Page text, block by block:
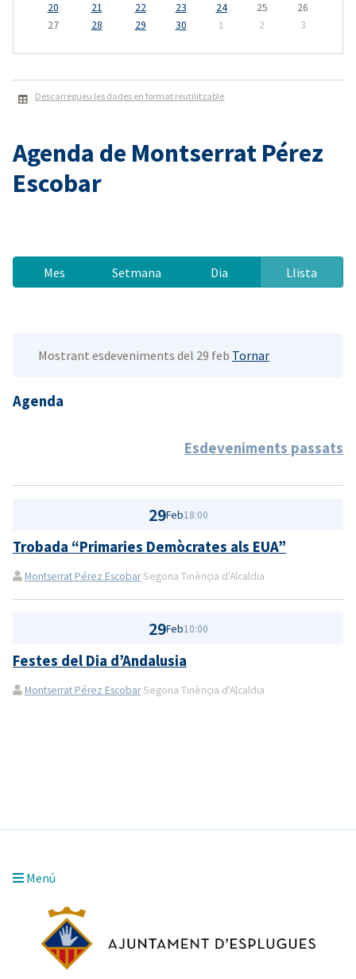
20
21 22 23 24 25
26
27
28 29 30 1 2 3
Descarregueu les dades en format reutilitzable
Agenda de Montserrat Pérez
Escobar
Mes Setmana Dia Llista
Mostrant esdeveniments del 29 feb Tornar
Agenda
Esdeveniments passats
29Feb18:00
Trobada “Primaries Demòcrates als EUA”
Montserrat Pérez EscobarSegona Tinènçia d'Alcaldia
29Feb10:00
Festes del Dia d’Andalusia
Montserrat Pérez EscobarSegona Tinènçia d'Alcaldia
Menú